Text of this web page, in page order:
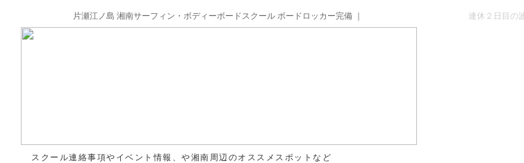
片瀬江ノ島 湘南サーフィン・ボディーボードスクール ボードロッカー完備 ｜ 連休２日目の
スクール連絡事項やイベント情報、や湘南周辺のオススメスポットなど